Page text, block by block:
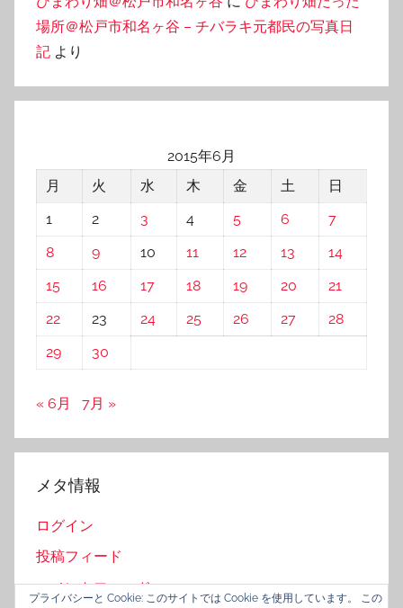
場所＠松戸市和名ヶ谷 – チバラキ元都民の写真日
記 より
2015年6月
月
火 水 木 金 土
日
1
2 3 4 5 6
7
8
9 10 11 12 13
14
15
16 17 18 19 20
21
22
23 24 25 26 27
28
29
30
« 6月 7月 »
メタ情報
ログイン
投稿フィード
コメントフィード
プライバシーと Cookie: このサイトでは Cookie を使用しています。 この